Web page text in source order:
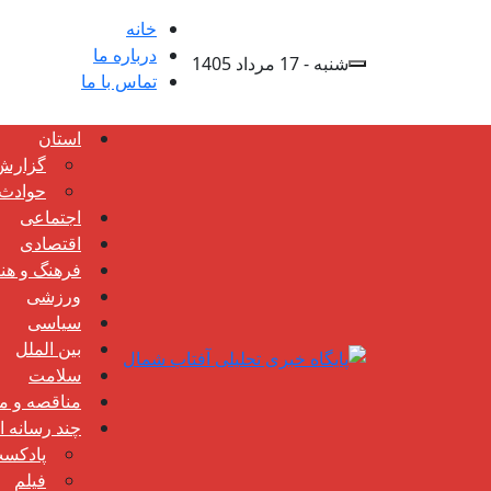
شنبه - 17 مرداد 1405
خانه
درباره ما
تماس با ما
استان
حوادث
اجتماعی
اقتصادی
فرهنگ و
ورزشی
سیاسی
بین الملل
سلامت
مناقصه و
چند رسانه
فیلم